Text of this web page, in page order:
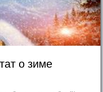
о зиме